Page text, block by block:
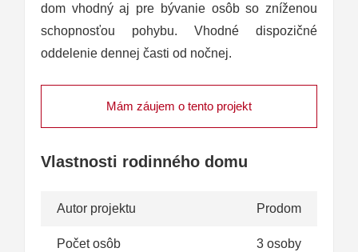
dom vhodný aj pre bývanie osôb so zníženou
schopnosťou pohybu. Vhodné dispozičné
oddelenie dennej časti od nočnej.
Mám záujem o tento projekt
Vlastnosti rodinného domu
Autor projektu Prodom
Počet osôb 3 osoby